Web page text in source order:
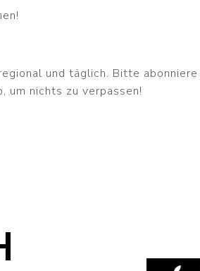
und täglich. Bitte abonniere
nichts zu verpassen!